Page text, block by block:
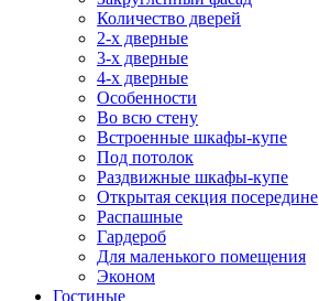
Количество дверей
2-х дверные
3-х дверные
4-х дверные
Особенности
Во всю стену
Встроенные шкафы-купе
Под потолок
Раздвижные шкафы-купе
Открытая секция посередине
Распашные
Гардероб
Для маленького помещения
Эконом
Гостиные